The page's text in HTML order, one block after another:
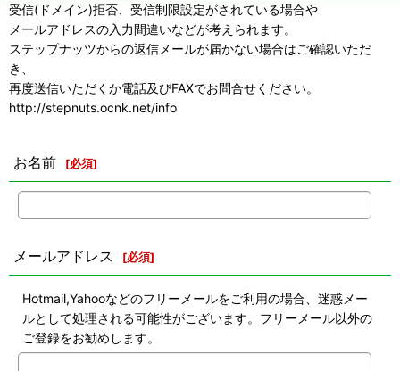
受信(ドメイン)拒否、受信制限設定がされている場合や
メールアドレスの入力間違いなどが考えられます。
ステップナッツからの返信メールが届かない場合はご確認いただ
き、
再度送信いただくか電話及びFAXでお問合せください。
http://stepnuts.ocnk.net/info
お名前 [必須]
メールアドレス [必須]
Hotmail,Yahooなどのフリーメールをご利用の場合、迷惑メー
ルとして処理される可能性がございます。フリーメール以外の
ご登録をお勧めします。